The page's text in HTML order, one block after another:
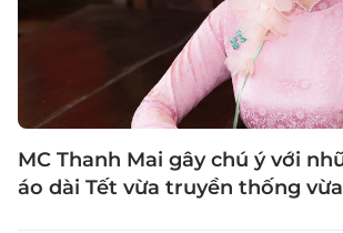
MC Thanh Mai gây chú ý với
áo dài Tết vừa truyền thống